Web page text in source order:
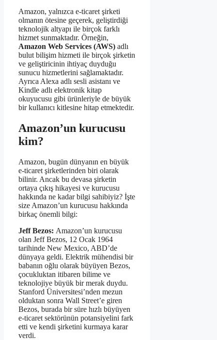
Amazon, yalnızca e-ticaret şirketi
olmanın ötesine geçerek, geliştirdiği
teknolojik altyapı ile birçok farklı
hizmet sunmaktadır. Örneğin,
Amazon Web Services (AWS) adlı
bulut bilişim hizmeti ile birçok şirketin
ve geliştiricinin ihtiyaç duyduğu
sunucu hizmetlerini sağlamaktadır.
Ayrıca Alexa adlı sesli asistanı ve
Kindle adlı elektronik kitap
okuyucusu gibi ürünleriyle de büyük
bir kullanıcı kitlesine hitap etmektedir.
Amazon’un kurucusu
kim?
Amazon, bugün dünyanın en büyük
e-ticaret şirketlerinden biri olarak
bilinir. Ancak bu devasa şirketin
ortaya çıkış hikayesi ve kurucusu
hakkında ne kadar bilgi sahibiyiz? İşte
size Amazon’un kurucusu hakkında
birkaç önemli bilgi:
Jeff Bezos: Amazon’un kurucusu
olan Jeff Bezos, 12 Ocak 1964
tarihinde New Mexico, ABD’de
dünyaya geldi. Elektrik mühendisi bir
babanın oğlu olarak büyüyen Bezos,
çocukluktan itibaren bilime ve
teknolojiye büyük bir merak duydu.
Stanford Üniversitesi’nden mezun
olduktan sonra Wall Street’e giren
Bezos, burada bir süre hızlı büyüyen
e-ticaret sektörünün potansiyelini fark
etti ve kendi şirketini kurmaya karar
verdi.